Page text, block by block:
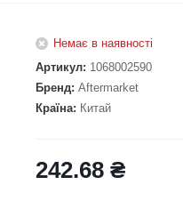
Немає в наявності
Артикул: 1068002590
Бренд: Aftermarket
Країна: Китай
242.68 ₴